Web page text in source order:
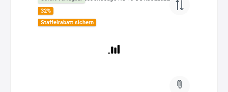
32%
Staffelrabatt sichern